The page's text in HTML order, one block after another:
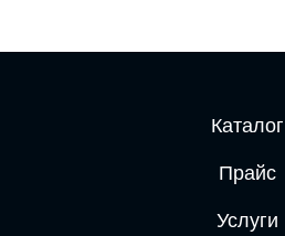
Каталог
Прайс
Услуги